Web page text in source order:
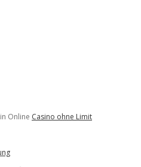
Online Casino ohne Limit